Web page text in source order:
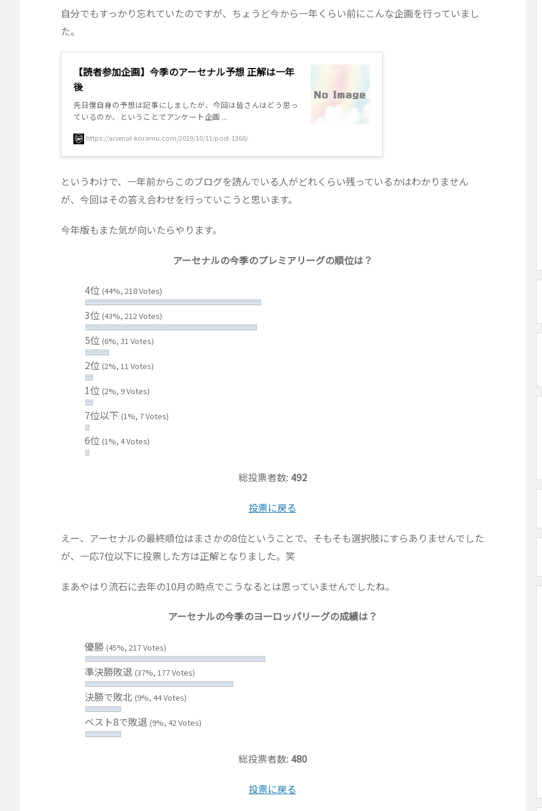
自分でもすっかり忘れていたのですが、ちょうど今から一年くらい前にこんな企画を行っていまし
た。
【読者参加企画】今季のアーセナル予想 正解は一年
後
先日僕自身の予想は記事にしましたが、今回は皆さんはどう思っ
ているのか、ということでアンケート企画 ...
https://arsenal-koramu.com/2019/10/13/post-1368/
というわけで、一年前からこのブログを読んでいる人がどれくらい残っているかはわかりません
が、今回はその答え合わせを行っていこうと思います。
今年版もまた気が向いたらやります。
アーセナルの今季のプレミアリーグの順位は？
4位 (44%, 218 Votes)
3位 (43%, 212 Votes)
5位 (6%, 31 Votes)
2位 (2%, 11 Votes)
1位 (2%, 9 Votes)
7位以下 (1%, 7 Votes)
6位 (1%, 4 Votes)
総投票者数: 492
投票に戻る
えー、アーセナルの最終順位はまさかの8位ということで、そもそも選択肢にすらありませんでした
が、一応7位以下に投票した方は正解となりました。笑
まあやはり流石に去年の10月の時点でこうなるとは思っていませんでしたね。
アーセナルの今季のヨーロッパリーグの成績は？
優勝 (45%, 217 Votes)
準決勝敗退 (37%, 177 Votes)
決勝で敗北 (9%, 44 Votes)
ベスト8で敗退 (9%, 42 Votes)
総投票者数: 480
投票に戻る